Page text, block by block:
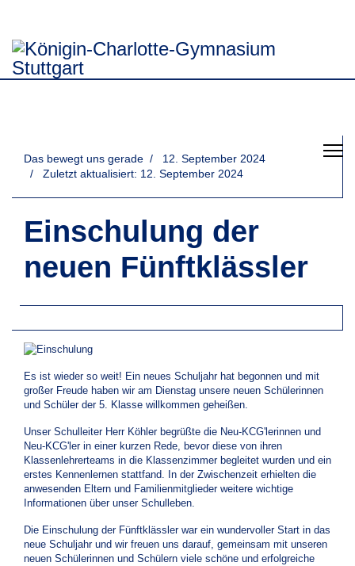
Das bewegt uns gerade
12. September 2024
Zuletzt aktualisiert: 12. September 2024
Einschulung der
neuen Fünftklässler
Es ist wieder so weit! Ein neues Schuljahr hat begonnen und mit
großer Freude haben wir am Dienstag unsere neuen Schülerinnen
und Schüler der 5. Klasse willkommen geheißen.
Unser Schulleiter Herr Köhler begrüßte die Neu-KCG'lerinnen und
Neu-KCG'ler in einer kurzen Rede, bevor diese von ihren
Klassenlehrerteams in die Klassenzimmer begleitet wurden und ein
erstes Kennenlernen stattfand. In der Zwischenzeit erhielten die
anwesenden Eltern und Familienmitglieder weitere wichtige
Informationen über unser Schulleben.
Die Einschulung der Fünftklässler war ein wundervoller Start in das
neue Schuljahr und wir freuen uns darauf, gemeinsam mit unseren
neuen Schülerinnen und Schülern viele schöne und erfolgreiche